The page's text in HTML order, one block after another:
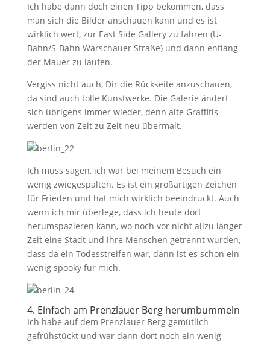
Ich habe dann doch einen Tipp bekommen, dass
man sich die Bilder anschauen kann und es ist
wirklich wert, zur East Side Gallery zu fahren (U-
Bahn/S-Bahn Warschauer Straße) und dann entlang
der Mauer zu laufen.
Vergiss nicht auch, Dir die Rückseite anzuschauen,
da sind auch tolle Kunstwerke. Die Galerie ändert
sich übrigens immer wieder, denn alte Graffitis
werden von Zeit zu Zeit neu übermalt.
Ich muss sagen, ich war bei meinem Besuch ein
wenig zwiegespalten. Es ist ein großartigen Zeichen
für Frieden und hat mich wirklich beeindruckt. Auch
wenn ich mir überlege, dass ich heute dort
herumspazieren kann, wo noch vor nicht allzu langer
Zeit eine Stadt und ihre Menschen getrennt wurden,
dass da ein Todesstreifen war, dann ist es schon ein
wenig spooky für mich.
4. Einfach am Prenzlauer Berg herumbummeln
Ich habe auf dem Prenzlauer Berg gemütlich
gefrühstückt und war dann dort noch ein wenig